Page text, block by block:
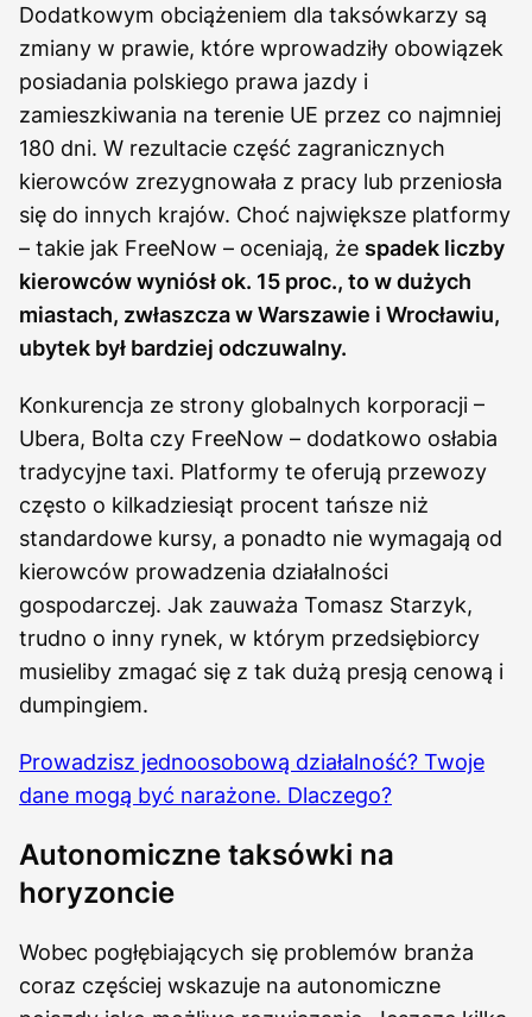
Dodatkowym obciążeniem dla taksówkarzy są
zmiany w prawie, które wprowadziły obowiązek
posiadania polskiego prawa jazdy i
zamieszkiwania na terenie UE przez co najmniej
180 dni. W rezultacie część zagranicznych
kierowców zrezygnowała z pracy lub przeniosła
się do innych krajów. Choć największe platformy
– takie jak FreeNow – oceniają, że spadek liczby
kierowców wyniósł ok. 15 proc., to w dużych
miastach, zwłaszcza w Warszawie i Wrocławiu,
ubytek był bardziej odczuwalny.
Konkurencja ze strony globalnych korporacji –
Ubera, Bolta czy FreeNow – dodatkowo osłabia
tradycyjne taxi. Platformy te oferują przewozy
często o kilkadziesiąt procent tańsze niż
standardowe kursy, a ponadto nie wymagają od
kierowców prowadzenia działalności
gospodarczej. Jak zauważa Tomasz Starzyk,
trudno o inny rynek, w którym przedsiębiorcy
musieliby zmagać się z tak dużą presją cenową i
dumpingiem.
Prowadzisz jednoosobową działalność? Twoje
dane mogą być narażone. Dlaczego?
Autonomiczne taksówki na
horyzoncie
Wobec pogłębiających się problemów branża
coraz częściej wskazuje na autonomiczne